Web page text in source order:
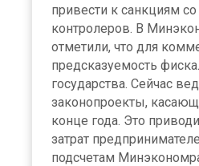
привести к санкциям
контролеров. В
отметили, что для
предсказуемость
государства. Сейчас
законопроекты,
конце года. Это
затрат
подсчетам